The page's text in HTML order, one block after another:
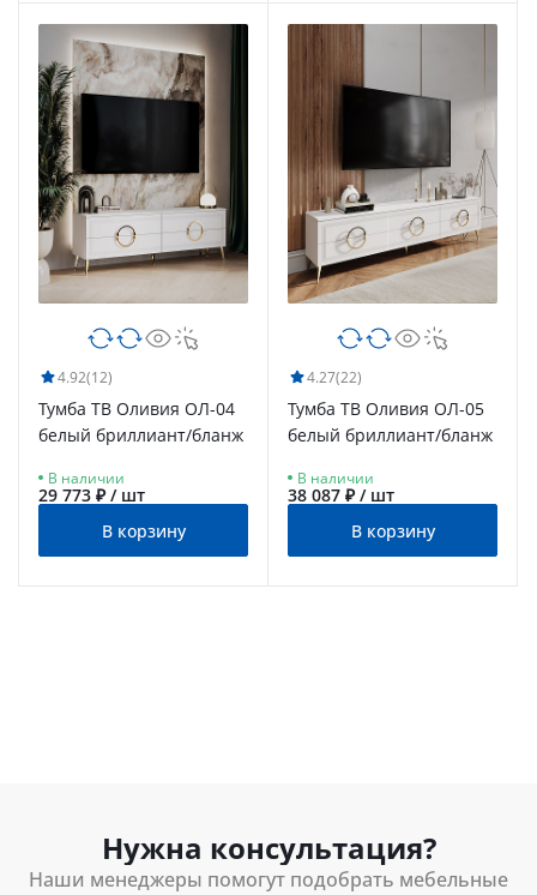
4.92(12)
Тумба ТВ Оливия ОЛ-04
белый бриллиант/бланж
В наличии
29 773 ₽ / шт
В корзину
4.27(22)
Тумба ТВ Оливия ОЛ-05
белый бриллиант/бланж
В наличии
38 087 ₽ / шт
В корзину
Нужна консультация?
Наши менеджеры помогут подобрать мебельные